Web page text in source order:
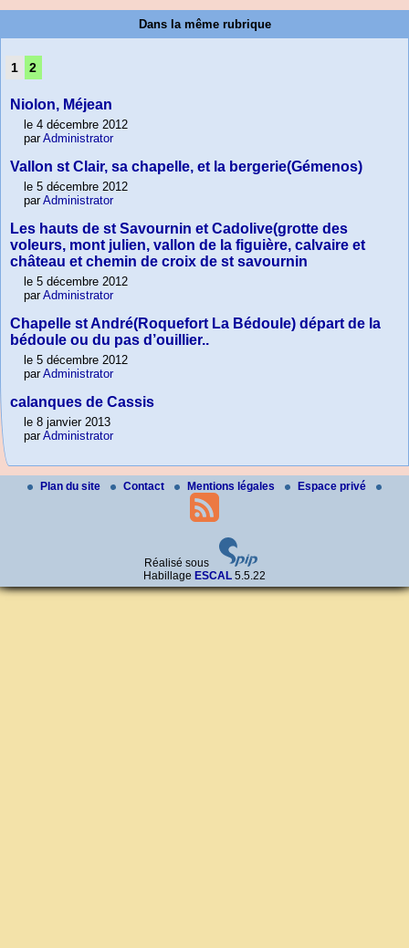
Dans la même rubrique
1 2
Niolon, Méjean
le 4 décembre 2012
parAdministrator
Vallon st Clair, sa chapelle, et la bergerie(Gémenos)
le 5 décembre 2012
parAdministrator
Les hauts de st Savournin et Cadolive(grotte des
voleurs, mont julien, vallon de la figuière, calvaire et
château et chemin de croix de st savournin
le 5 décembre 2012
parAdministrator
Chapelle st André(Roquefort La Bédoule) départ de la
bédoule ou du pas d’ouillier..
le 5 décembre 2012
parAdministrator
calanques de Cassis
le 8 janvier 2013
parAdministrator
Plan du site Contact Mentions légales Espace privé
Réalisé sous
Habillage ESCAL 5.5.22